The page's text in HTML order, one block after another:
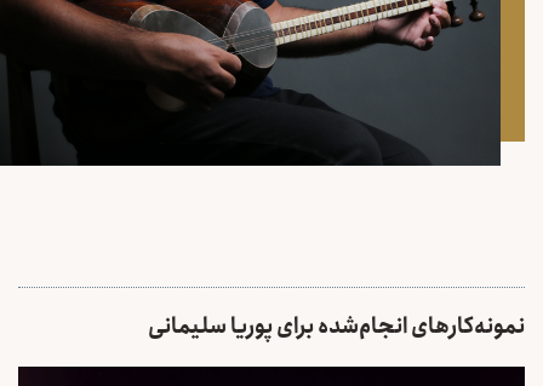
نمونه‌کارهای انجام‌شده برای پوریا سلیمانی